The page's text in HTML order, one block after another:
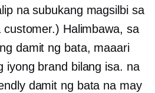
na subukang magsilbi sa
customer.) Halimbawa, sa
damit ng bata, maaari
iyong brand bilang isa. na
damit ng bata na may